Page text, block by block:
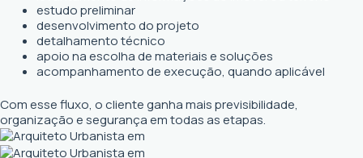
estudo preliminar
desenvolvimento do projeto
detalhamento técnico
apoio na escolha de materiais e soluções
acompanhamento de execução, quando aplicável
Com esse fluxo, o cliente ganha mais previsibilidade,
organização e segurança em todas as etapas.